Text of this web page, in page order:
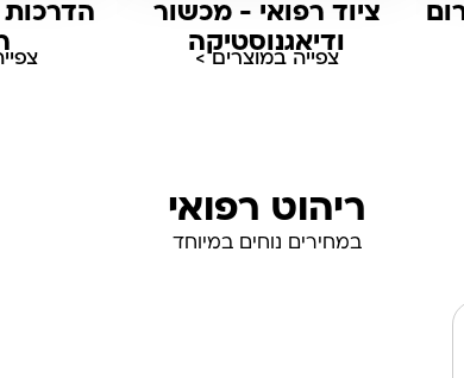
ציוד רפואי - מכשור
ודיאגנוסטיקה
צפייה במוצרים >
הדרכות
ריהוט רפואי
במחירים נוחים במיוחד